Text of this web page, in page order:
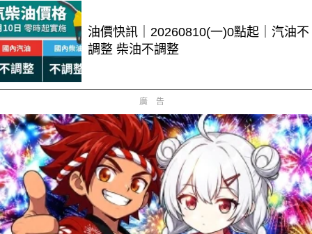
油價快訊｜20260810(一)0點起｜汽油不
調整 柴油不調整
廣告